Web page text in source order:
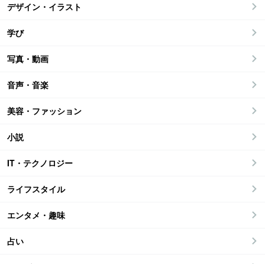
デザイン・イラスト
学び
写真・動画
音声・音楽
美容・ファッション
小説
IT・テクノロジー
ライフスタイル
エンタメ・趣味
占い